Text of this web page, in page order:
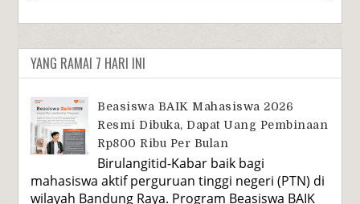
YANG RAMAI 7 HARI INI
Beasiswa BAIK Mahasiswa 2026
Resmi Dibuka, Dapat Uang Pembinaan
Rp800 Ribu Per Bulan
Birulangitid-Kabar baik bagi
mahasiswa aktif perguruan tinggi negeri (PTN) di
wilayah Bandung Raya. Program Beasiswa BAIK